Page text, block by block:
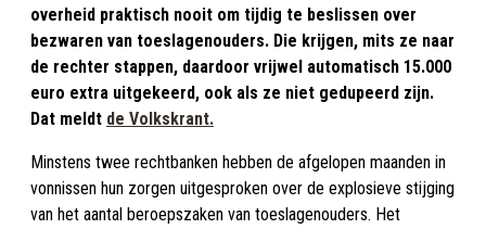
overheid praktisch nooit om tijdig te beslissen over
bezwaren van toeslagenouders. Die krijgen, mits ze naar
de rechter stappen, daardoor vrijwel automatisch 15.000
euro extra uitgekeerd, ook als ze niet gedupeerd zijn.
Dat meldt de Volkskrant.
Minstens twee rechtbanken hebben de afgelopen maanden in
vonnissen hun zorgen uitgesproken over de explosieve stijging
van het aantal beroepszaken van toeslagenouders. Het